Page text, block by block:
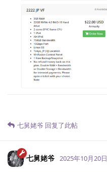
七舅姥爷 回复了此帖
七舅姥爷 2025年10月20日